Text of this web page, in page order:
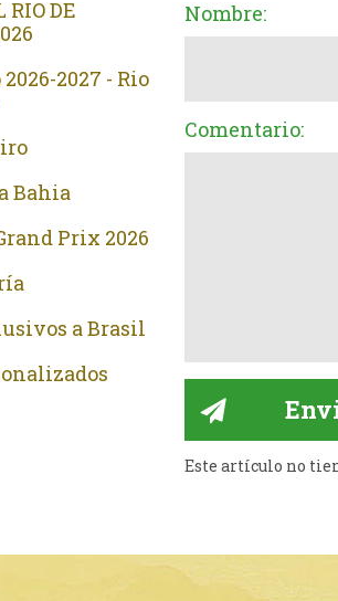
RIO DE
2027 - Rio
Bahia
Prix 2026
a Brasil
Nombre:
Comentario:
Este artículo no